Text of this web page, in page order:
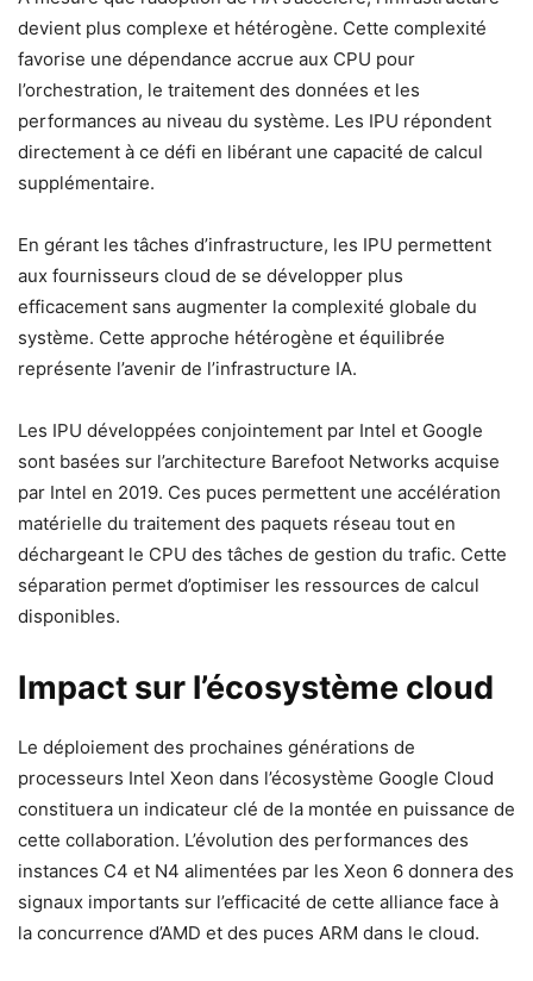
devient plus complexe et hétérogène. Cette complexité
favorise une dépendance accrue aux CPU pour
l’orchestration, le traitement des données et les
performances au niveau du système. Les IPU répondent
directement à ce défi en libérant une capacité de calcul
supplémentaire.
En gérant les tâches d’infrastructure, les IPU permettent
aux fournisseurs cloud de se développer plus
efficacement sans augmenter la complexité globale du
système. Cette approche hétérogène et équilibrée
représente l’avenir de l’infrastructure IA.
Les IPU développées conjointement par Intel et Google
sont basées sur l’architecture Barefoot Networks acquise
par Intel en 2019. Ces puces permettent une accélération
matérielle du traitement des paquets réseau tout en
déchargeant le CPU des tâches de gestion du trafic. Cette
séparation permet d’optimiser les ressources de calcul
disponibles.
Impact sur l’écosystème cloud
Le déploiement des prochaines générations de
processeurs Intel Xeon dans l’écosystème Google Cloud
constituera un indicateur clé de la montée en puissance de
cette collaboration. L’évolution des performances des
instances C4 et N4 alimentées par les Xeon 6 donnera des
signaux importants sur l’efficacité de cette alliance face à
la concurrence d’AMD et des puces ARM dans le cloud.